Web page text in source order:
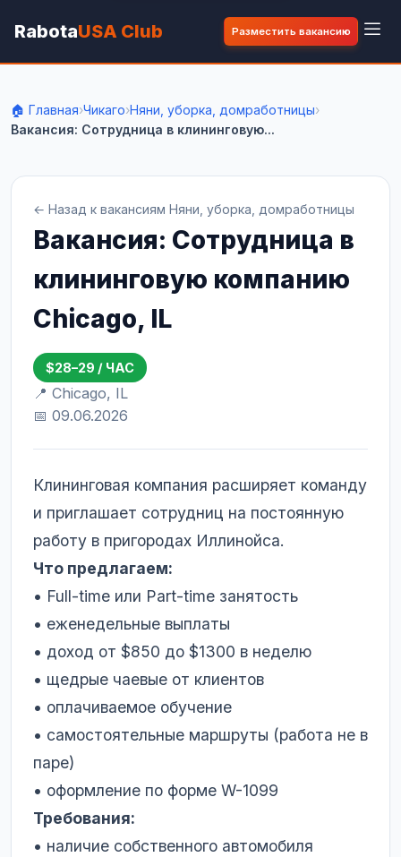
RabotaUSA Club Разместить вакансию
🏠 Главная›Чикаго›Няни, уборка, домработницы›
Вакансия: Сотрудница в клининговую...
← Назад к вакансиям Няни, уборка, домработницы
Вакансия: Сотрудница в
клининговую компанию
Chicago, IL
$28–29 / ЧАС
📍 Chicago, IL
📅 09.06.2026
Клининговая компания расширяет команду
и приглашает сотрудниц на постоянную
работу в пригородах Иллинойса.
Что предлагаем:
• Full-time или Part-time занятость
• еженедельные выплаты
• доход от $850 до $1300 в неделю
• щедрые чаевые от клиентов
• оплачиваемое обучение
• самостоятельные маршруты (работа не в
паре)
• оформление по форме W-1099
Требования:
• наличие собственного автомобиля